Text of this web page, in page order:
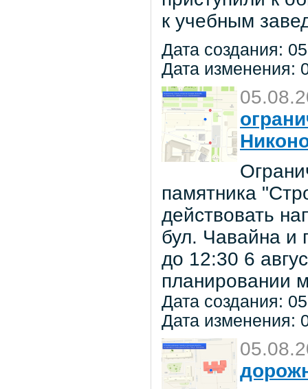
к учебным
Дата создания:
Дата изменения:
памятника
действовать
бул. Чавайна и
до 12:30 6
планировании
Дата создания:
Дата изменения: